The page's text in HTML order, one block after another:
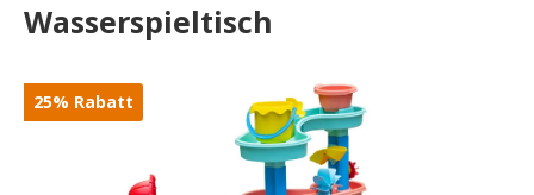
Wasserspieltisch
25% Rabatt